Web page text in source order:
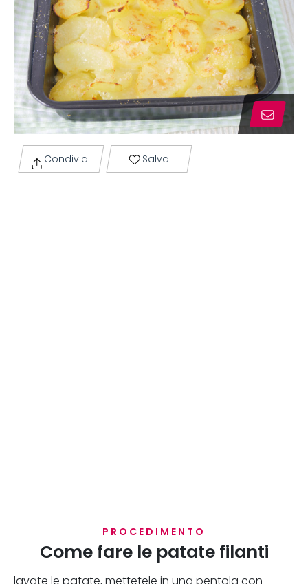
Condividi Salva
PROCEDIMENTO
Come fare le patate filanti
lavate le patate, mettetele in una pentola con